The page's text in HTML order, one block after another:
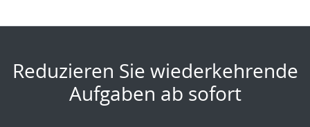
Reduzieren Sie wiederkehrende
Aufgaben ab sofort